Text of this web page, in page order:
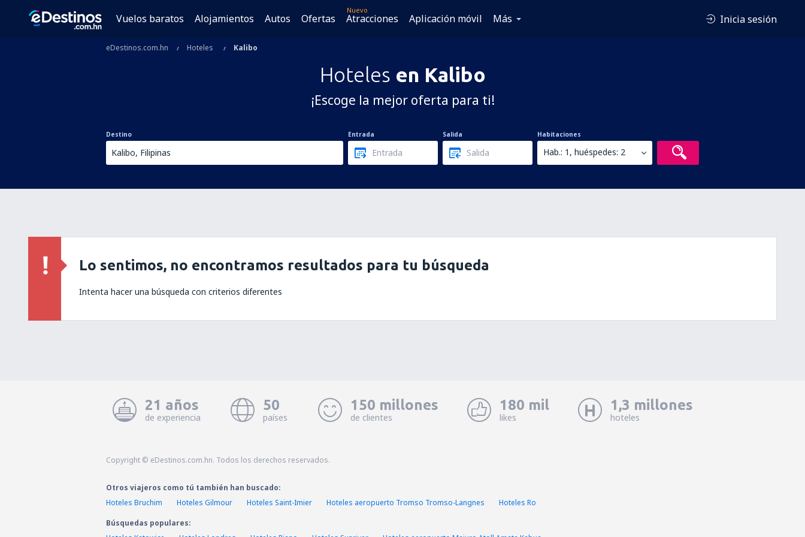
Vuelos baratos Alojamientos Autos Ofertas
Nuevo
Atracciones Aplicación móvil Más Inicia sesión
eDestinos.com.hn Hoteles Kalibo
Hoteles en Kalibo
¡Escoge la mejor oferta para ti!
Destino Entrada Salida Habitaciones
Hab.: 1, huéspedes: 2
Lo sentimos, no encontramos resultados para tu búsqueda
Intenta hacer una búsqueda con criterios diferentes
21 años
de experiencia
50
países
150 millones
de clientes
180 mil
likes
1,3 millones
hoteles
Copyright © eDestinos.com.hn. Todos los derechos reservados.
Otros viajeros como tú también han buscado:
Hoteles Bruchim
Hoteles Gilmour Hoteles Saint-Imier Hoteles aeropuerto Tromso Tromso-Langnes
Hoteles Ro
Búsquedas populares: